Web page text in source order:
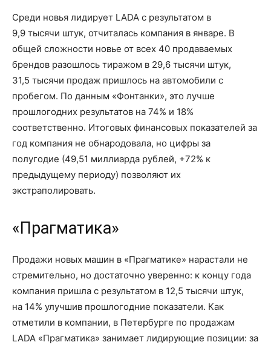
Среди новья лидирует LADA с результатом в
9,9 тысячи штук, отчиталась компания в январе. В
общей сложности новье от всех 40 продаваемых
брендов разошлось тиражом в 29,6 тысячи штук,
31,5 тысячи продаж пришлось на автомобили с
пробегом. По данным «Фонтанки», это лучше
прошлогодних результатов на 74% и 18%
соответственно. Итоговых финансовых показателей за
год компания не обнародовала, но цифры за
полугодие (49,51 миллиарда рублей, +72% к
предыдущему периоду) позволяют их
экстраполировать.
«Прагматика»
Продажи новых машин в «Прагматике» нарастали не
стремительно, но достаточно уверенно: к концу года
компания пришла с результатом в 12,5 тысячи штук,
на 14% улучшив прошлогодние показатели. Как
отметили в компании, в Петербурге по продажам
LADA «Прагматика» занимает лидирующие позиции: за